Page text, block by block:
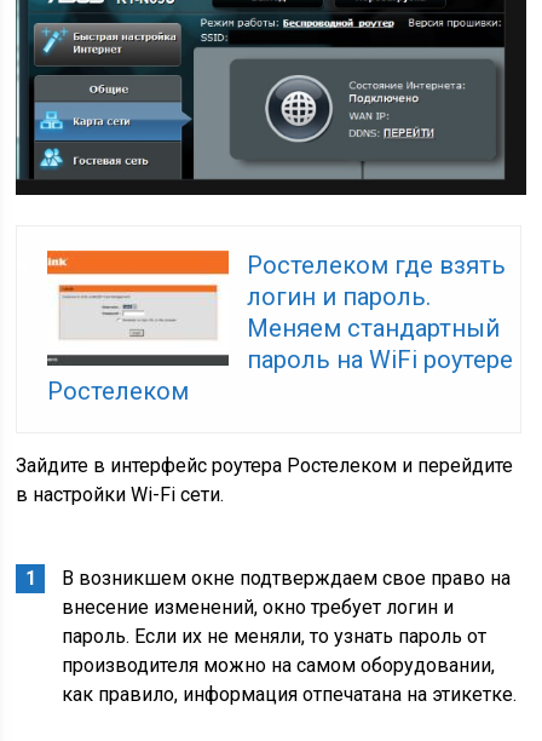
Ростелеком где взять
логин и пароль.
Меняем стандартный
пароль на WiFi роутере
Ростелеком
Зайдите в интерфейс роутера Ростелеком и перейдите
в настройки Wi-Fi сети.
В возникшем окне подтверждаем свое право на
внесение изменений, окно требует логин и
пароль. Если их не меняли, то узнать пароль от
производителя можно на самом оборудовании,
как правило, информация отпечатана на этикетке.